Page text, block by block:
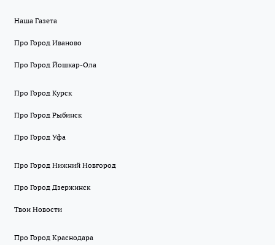
Наша Газета
Про Город Иваново
Про Город Йошкар-Ола
Про Город Курск
Про Город Рыбинск
Про Город Уфа
Про Город Нижний Новгород
Про Город Дзержинск
Твои Новости
Про Город Краснодара